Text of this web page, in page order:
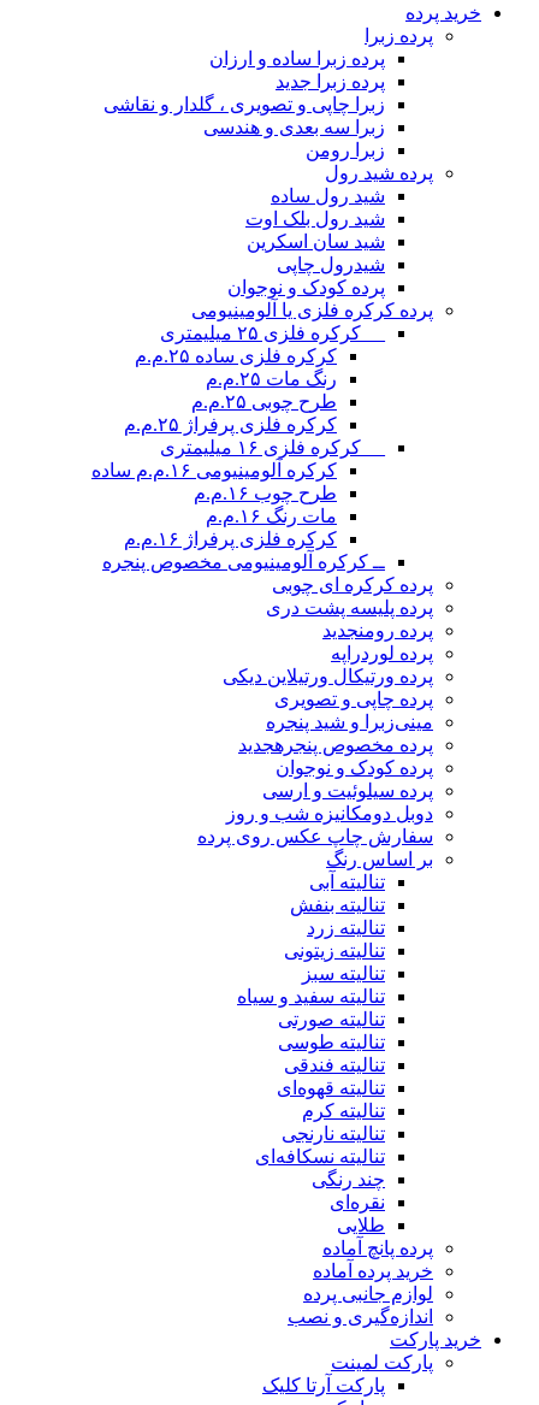
خرید پرده
پرده زبرا
پرده زبرا ساده و ارزان
پرده زبرا جدید
زبرا چاپی و تصویری ، گلدار و نقاشی
زبرا سه بعدی و هندسی
زبرا رومن
پرده شید رول
شید رول ساده
شید رول بلک اوت
شید سان اسکرین
شیدرول چاپی
پرده کودک و نوجوان
پرده کرکره فلزی یا آلومینیومی
__ کرکره فلزی ۲۵ میلیمتری
کرکره فلزی ساده ۲۵.م.م
رنگ مات ۲۵.م.م
طرح چوبی ۲۵.م.م
کرکره فلزی پرفراژ ۲۵.م.م
__ کرکره فلزی ۱۶ میلیمتری
کرکره آلومینیومی ۱۶.م.م ساده
طرح چوب ۱۶.م.م
مات رنگ ۱۶.م.م
کرکره فلزی پرفراژ ۱۶.م.م
ــ کرکره آلومینیومی مخصوص پنجره
پرده کرکره ای چوبی
پرده پلیسه پشت دری
پرده رومنجدید
پرده لوردراپه
پرده ورتیکال ورتیلاین دیکی
پرده چاپی و تصویری
مینی‌زبرا و شید پنجره
پرده مخصوص پنجرهجدید
پرده کودک و نوجوان
پرده سیلوئیت و ارسی
دوبل دومکانیزه شب و روز
سفارش چاپ عکس روی پرده
بر اساس رنگ
تنالیته آبی
تنالیته بنفش
تنالیته زرد
تنالیته زیتونی
تنالیته سبز
تنالیته سفید و سیاه
تنالیته صورتی
تنالیته طوسی
تنالیته فندقی
تنالیته قهوه‌ای
تنالیته کرم
تنالیته نارنجی
تنالیته نسکافه‌ای
چند رنگی
نقره‌ای
طلایی
پرده پانچ آماده
خرید پرده آماده
لوازم جانبی پرده
اندازه‌گیری و نصب
خرید پارکت
پارکت لمینت
پارکت آرتا کلیک